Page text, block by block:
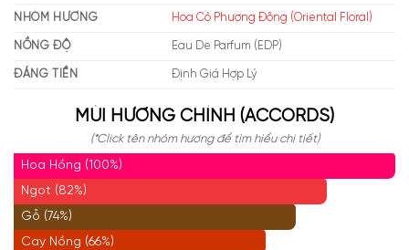
NHÓM HƯƠNG Hoa Cỏ Phương Đông (Oriental Floral)
NỒNG ĐỘ Eau De Parfum (EDP)
ĐÁNG TIỀN Định Giá Hợp Lý
MÙI HƯƠNG CHÍNH (ACCORDS)
(*Click tên nhóm hương để tìm hiểu chi tiết)
Hoa Hồng (100%)
Ngọt (82%)
Gỗ (74%)
Cay Nồng (66%)